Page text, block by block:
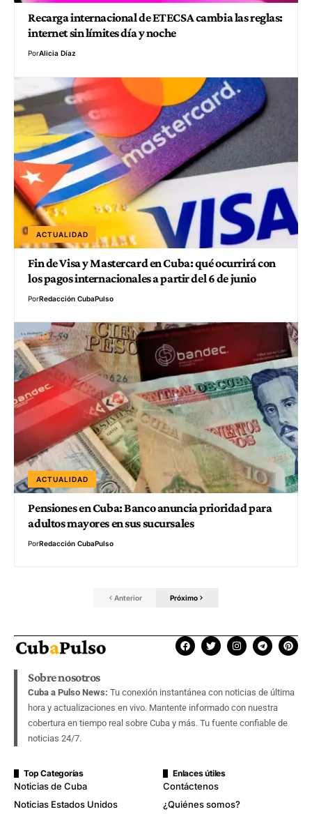
Recarga internacional de ETECSA cambia las reglas:
internet sin límites día y noche
PorAlicia Díaz
ACTUALIDAD
Fin de Visa y Mastercard en Cuba: qué ocurrirá con
los pagos internacionales a partir del 6 de junio
PorRedacción CubaPulso
ACTUALIDAD
Pensiones en Cuba: Banco anuncia prioridad para
adultos mayores en sus sucursales
PorRedacción CubaPulso
Anterior Próximo
Sobre nosotros
Cuba a Pulso News: Tu conexión instantánea con noticias de última
hora y actualizaciones en vivo. Mantente informado con nuestra
cobertura en tiempo real sobre Cuba y más. Tu fuente confiable de
noticias 24/7.
Top Categorías
Noticias de Cuba
Noticias Estados Unidos
Enlaces útiles
Contáctenos
¿Quiénes somos?